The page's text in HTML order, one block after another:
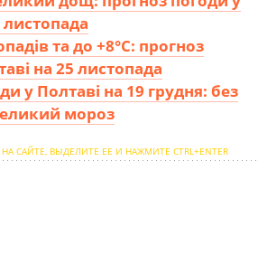
листопада
та до +8°С: прогноз
на 25 листопада
у Полтаві на 19 грудня: без
мороз
САЙТЕ, ВЫДЕЛИТЕ ЕЕ И НАЖМИТЕ CTRL+ENTER